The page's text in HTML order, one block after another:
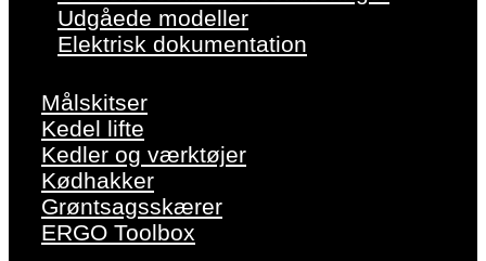
Udgåede modeller
Elektrisk dokumentation
Målskitser
Kedel lifte
Kedler og værktøjer
Kødhakker
Grøntsagsskærer
ERGO Toolbox